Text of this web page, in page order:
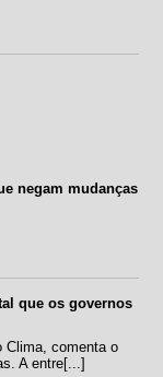
negam mudanças
que os governos
Clima, comenta o
A entre[...]